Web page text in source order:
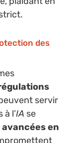
des
servir
l’IA se
avancées en